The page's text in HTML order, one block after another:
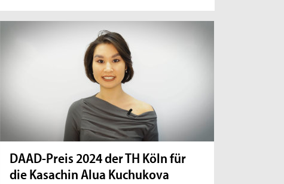
DAAD-Preis 2024 der TH Köln für
die Kasachin Alua Kuchukova